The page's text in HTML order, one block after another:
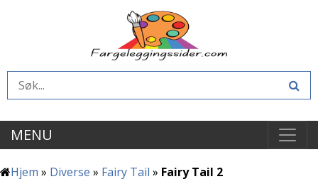
MENU
Hjem » Diverse » Fairy Tail » Fairy Tail 2